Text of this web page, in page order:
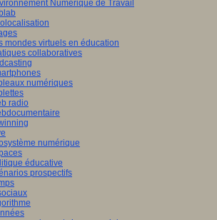
Numérique de Travail
mondes virtuels en éducation
collaboratives
numériques
radio
numérique
éducative
prospectifs